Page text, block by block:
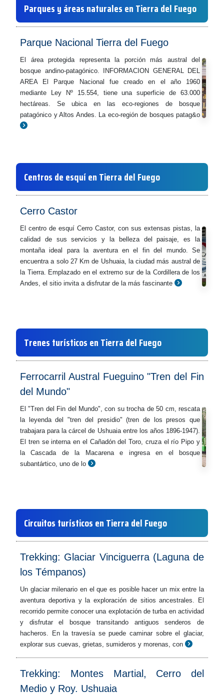
Parques y áreas naturales en Tierra del Fuego
Parque Nacional Tierra del Fuego
El área protegida representa la porción más austral del
bosque andino-patagónico. INFORMACION GENERAL DEL
AREA El Parque Nacional fue creado en el año 1960
mediante Ley Nº 15.554, tiene una superficie de 63.000
hectáreas. Se ubica en las eco-regiones de bosque
patagónico y Altos Andes. La eco-región de bosques patag&o
Centros de esquí en Tierra del Fuego
Cerro Castor
El centro de esquí Cerro Castor, con sus extensas pistas, la
calidad de sus servicios y la belleza del paisaje, es la
montaña ideal para la aventura en el fin del mundo. Se
encuentra a solo 27 Km de Ushuaia, la ciudad más austral de
la Tierra. Emplazado en el extremo sur de la Cordillera de los
Andes, el sitio invita a disfrutar de la más fascinante
Trenes turísticos en Tierra del Fuego
Ferrocarril Austral Fueguino "Tren del Fin
del Mundo"
El "Tren del Fin del Mundo", con su trocha de 50 cm, rescata
la leyenda del "tren del presidio" (tren de los presos que
trabajara para la cárcel de Ushuaia entre los años 1896-1947).
El tren se interna en el Cañadón del Toro, cruza el río Pipo y
la Cascada de la Macarena e ingresa en el bosque
subantártico, uno de lo
Circuitos turísticos en Tierra del Fuego
Trekking: Glaciar Vinciguerra (Laguna de
los Témpanos)
Un glaciar milenario en el que es posible hacer un mix entre la
aventura deportiva y la exploración de sitios ancestrales. El
recorrido permite conocer una explotación de turba en actividad
y disfrutar el bosque transitando antiguos senderos de
hacheros. En la travesía se puede caminar sobre el glaciar,
explorar sus cuevas, grietas, sumideros y morenas, con
Trekking: Montes Martial, Cerro del
Medio y Roy. Ushuaia